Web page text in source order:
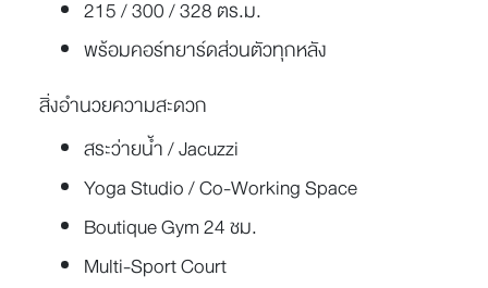
215 / 300 / 328 ตร.ม.
พร้อมคอร์ทยาร์ดส่วนตัวทุกหลัง
สิ่งอำนวยความสะดวก
สระว่ายน้ำ / Jacuzzi
Yoga Studio / Co-Working Space
Boutique Gym 24 ชม.
Multi-Sport Court